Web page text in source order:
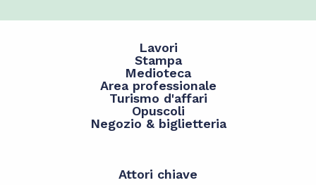
Lavori
Stampa
Medioteca
Area professionale
Turismo d'affari
Opuscoli
Negozio & biglietteria
Attori chiave